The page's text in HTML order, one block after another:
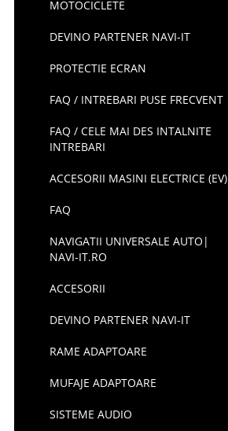
MOTOCICLETE
DEVINO PARTENER NAVI-IT
PROTECTIE ECRAN
FAQ / INTREBARI PUSE FRECVENT
FAQ / CELE MAI DES INTALNITE
INTREBARI
ACCESORII MASINI ELECTRICE (EV)
FAQ
NAVIGATII UNIVERSALE AUTO|
NAVI-IT.RO
ACCESORII
DEVINO PARTENER NAVI-IT
RAME ADAPTOARE
MUFAJE ADAPTOARE
SISTEME AUDIO